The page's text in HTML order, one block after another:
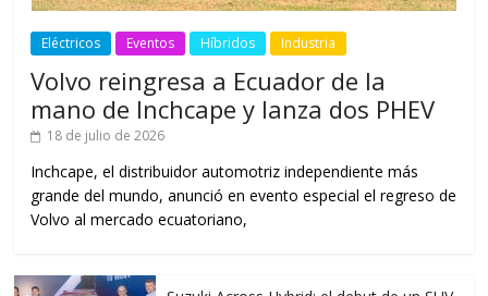
Eléctricos Eventos Híbridos Industria
Volvo reingresa a Ecuador de la
mano de Inchcape y lanza dos PHEV
18 de julio de 2026
Inchcape, el distribuidor automotriz independiente más
grande del mundo, anunció en evento especial el regreso de
Volvo al mercado ecuatoriano,